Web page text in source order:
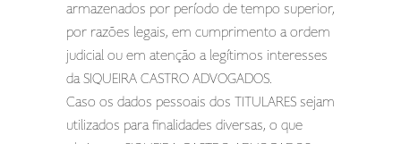
armazenados por período de tempo superior,
por razões legais, em cumprimento a ordem
judicial ou em atenção a legítimos interesses
da SIQUEIRA CASTRO ADVOGADOS.
Caso os dados pessoais dos TITULARES sejam
utilizados para finalidades diversas, o que